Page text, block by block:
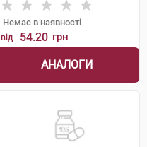
Немає в наявності
від 54.20 грн
АНАЛОГИ